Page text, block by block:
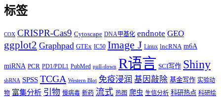
标签
COX CRISPR-Cas9 Cytoscape DNA甲基化 endnote GEO
ggplot2 Graphpad GTEx IC50 Image J Linux lncRNA m6A
miRNA PCR PD1/PDL1 PubMed pull-down R语言 SCI写作 Shiny
shRNA SPSS TCGA Western Blot 免疫浸润 基因敲除 基金写作 实验动
物 富集分析 引物 慢病毒 新药 流式 热图 爬虫 生信分析 科研热点 科研绘